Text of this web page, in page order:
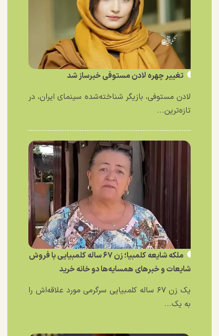
تغییر چهره لادن مستوفی خبرساز شد
لادن مستوفی، بازیگر شناخته‌شده سینمای ایران، در
تازه‌ترین...
ملکه شایعه کلمبیا؛ زن ۶۷ ساله کلمبیایی با فروش
شایعات و خبر‌های همسایه‌ها دو خانه خرید
یک زن ۶۷ ساله کلمبیایی سرگرمی مورد علاقه‌اش را
به یک...